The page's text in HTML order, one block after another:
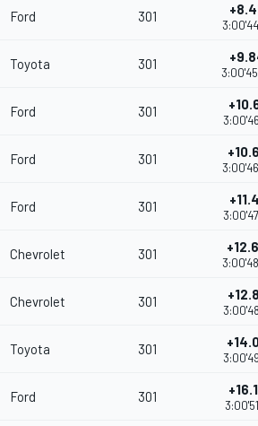
Ford 301
Toyota 301
Ford 301
Ford 301
Ford 301
Chevrolet 301
Chevrolet 301
Toyota 301
Ford 301